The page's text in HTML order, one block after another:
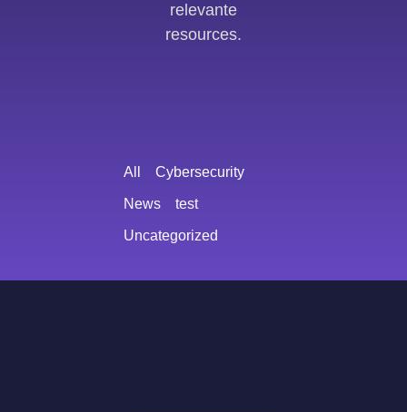
relevante
resources.
Cybersecurity
News test
Uncategorized
All